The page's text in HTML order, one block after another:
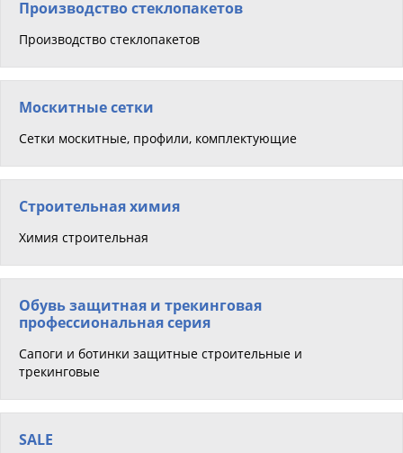
Производство стеклопакетов
Производство стеклопакетов
Москитные сетки
Сетки москитные, профили, комплектующие
Строительная химия
Химия строительная
Обувь защитная и трекинговая
профессиональная серия
Сапоги и ботинки защитные строительные и
трекинговые
SALE